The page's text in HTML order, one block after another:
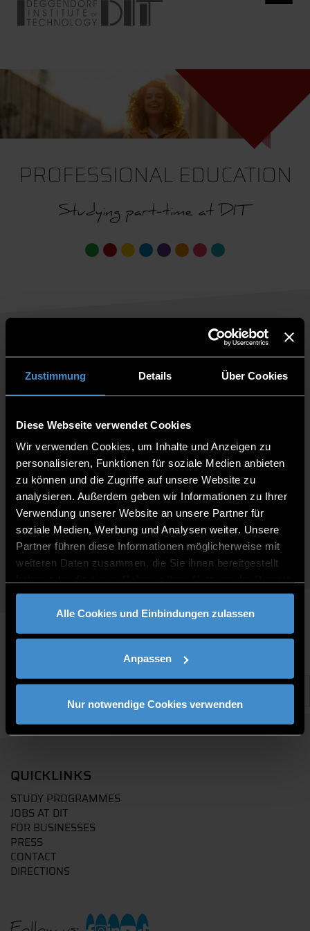
Zustimmung Details Über Cookies
Diese Webseite verwendet Cookies
Wir verwenden Cookies, um Inhalte und Anzeigen zu
personalisieren, Funktionen für soziale Medien anbieten
zu können und die Zugriffe auf unsere Website zu
analysieren. Außerdem geben wir Informationen zu Ihrer
Verwendung unserer Website an unsere Partner für
soziale Medien, Werbung und Analysen weiter. Unsere
Partner führen diese Informationen möglicherweise mit
weiteren Daten zusammen, die Sie ihnen bereitgestellt
gesammelt haben.
Alle Cookies und Einbindungen zulassen
Anpassen
Nur notwendige Cookies verwenden
PROFESSIONAL EDUCATION
Studying part-time at DIT
department at DIT offers
part-time Bachelor’s and Master’s degree
programmes as well as university certificates.
and, unlike most courses at DIT, are
If you are looking for a full time program in
English, you will find more information on our
info-page for international students
or you can contactwelcome@th-deg.de
If you are interested in the courses offered by the
Professional Education department, you canswitch
here to the German websitewith more information.
QUICKLINKS
STUDY PROGRAMMES
JOBS AT DIT
FOR BUSINESSES
PRESS
CONTACT
DIRECTIONS